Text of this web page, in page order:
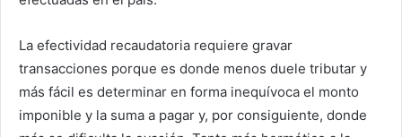
La efectividad recaudatoria requiere gravar
transacciones porque es donde menos duele tributar y
más fácil es determinar en forma inequívoca el monto
imponible y la suma a pagar y, por consiguiente, donde